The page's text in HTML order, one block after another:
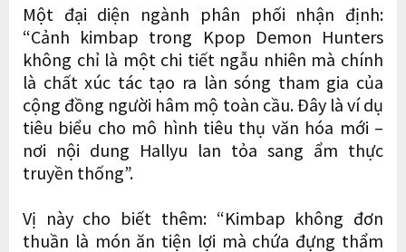
Một đại diện ngành phân phối nhận định:
“Cảnh kimbap trong Kpop Demon Hunters
không chỉ là một chi tiết ngẫu nhiên mà chính
là chất xúc tác tạo ra làn sóng tham gia của
cộng đồng người hâm mộ toàn cầu. Đây là ví dụ
tiêu biểu cho mô hình tiêu thụ văn hóa mới –
nơi nội dung Hallyu lan tỏa sang ẩm thực
truyền thống”.
Vị này cho biết thêm: “Kimbap không đơn
thuần là món ăn tiện lợi mà chứa đựng thẩm